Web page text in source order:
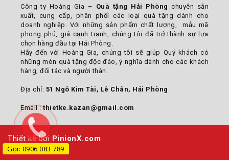
Công ty Hoàng Gia – Quà tặng Hải Phòng chuyên sản
xuất, cung cấp, phân phối các loại quà tặng dành cho
doanh nghiệp. Với những sản phẩm chất lượng, mẫu mã
phong phú, giá cạnh tranh, chúng tôi đã trở thành sự lựa
chọn hàng đầu tại Hải Phòng.
Hãy đến với Hoàng Gia, chúng tôi sẽ giúp Quý khách có
những món quà tặng độc đáo, ý nghĩa dành cho các khách
hàng, đối tác và người thân.
Địa chỉ: 51 Ngô Kim Tài, Lê Chân, Hải Phòng
Email :thietke.kazan@gmail.com
Thiết kế bởi PinionX.com
Gọi: 0906 083 789